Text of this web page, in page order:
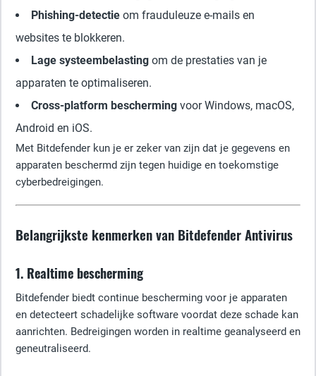
Phishing-detectie om frauduleuze e-mails en
websites te blokkeren.
Lage systeembelasting om de prestaties van je
apparaten te optimaliseren.
Cross-platform bescherming voor Windows, macOS,
Android en iOS.
Met Bitdefender kun je er zeker van zijn dat je gegevens en
apparaten beschermd zijn tegen huidige en toekomstige
cyberbedreigingen.
Belangrijkste kenmerken van Bitdefender Antivirus
1. Realtime bescherming
Bitdefender biedt continue bescherming voor je apparaten
en detecteert schadelijke software voordat deze schade kan
aanrichten. Bedreigingen worden in realtime geanalyseerd en
geneutraliseerd.